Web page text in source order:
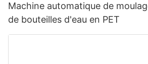
Machine automatique de
de bouteilles d'eau en PET